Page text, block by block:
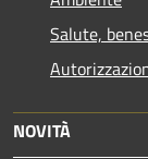
Salute,
NOVITÀ